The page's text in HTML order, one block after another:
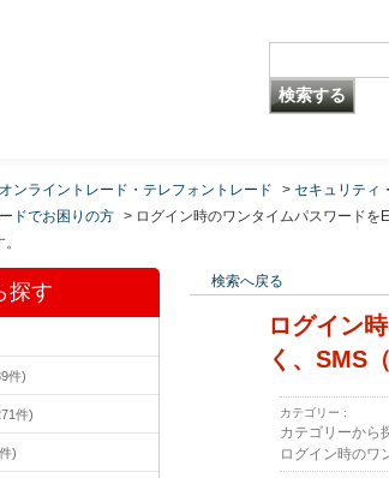
オンライントレード・テレフォントレード > セキュリティ
ドでお困りの方 > ログイン時のワンタイムパスワード
探す
件)
件)
)
検索へ戻る
ログイン
く、SMS
カテゴリー :
カテゴリーから
ログイン時のワ